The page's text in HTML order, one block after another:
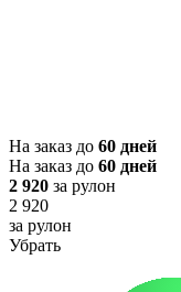
На заказ до 60 дней
На заказ до 60 дней
2 920 за рулон
2 920
за рулон
Убрать